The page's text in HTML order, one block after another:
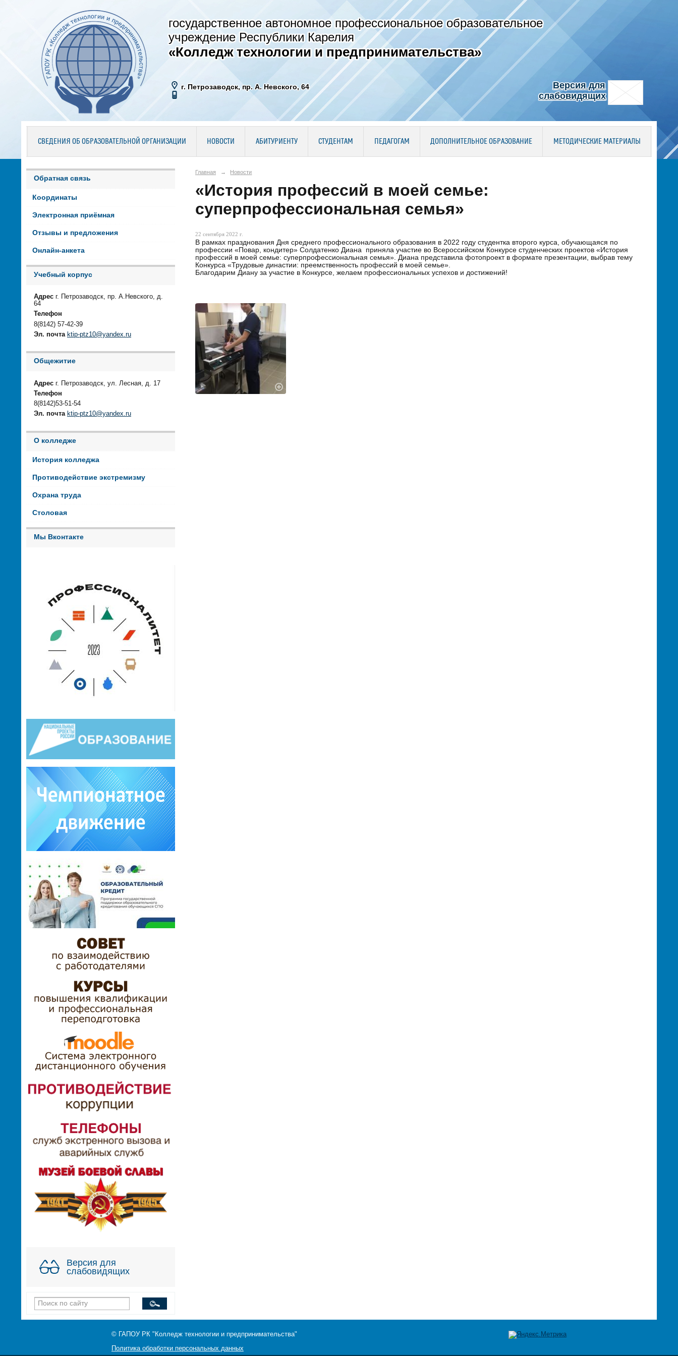
государственное автономное профессиональное образовательное
учреждение Республики Карелия
«Колледж технологии и предпринимательства»
г. Петрозаводск, пр. А. Невского, 64
Версия для
слабовидящих
СВЕДЕНИЯ ОБ ОБРАЗОВАТЕЛЬНОЙ ОРГАНИЗАЦИИ НОВОСТИ АБИТУРИЕНТУ СТУДЕНТАМ ПЕДАГОГАМ ДОПОЛНИТЕЛЬНОЕ ОБРАЗОВАНИЕ МЕТОДИЧЕСКИЕ МАТЕРИАЛЫ
Обратная связь
Координаты
Электронная приёмная
Отзывы и предложения
Онлайн-анкета
Учебный корпус
Адрес г. Петрозаводск, пр. А.Невского, д.
64
Телефон
8(8142) 57-42-39
Эл. почта ktip-ptz10@yandex.ru
Общежитие
Адрес г. Петрозаводск, ул. Лесная, д. 17
Телефон
8(8142)53-51-54
Эл. почта ktip-ptz10@yandex.ru
О колледже
История колледжа
Противодействие экстремизму
Охрана труда
Столовая
Мы Вконтакте
Версия для
слабовидящих
Главная → Новости
«История профессий в моей семье:
суперпрофессиональная семья»
22 сентября 2022 г.
В рамках празднования Дня среднего профессионального образования в 2022 году студентка второго курса, обучающаяся по
профессии «Повар, кондитер» Солдатенко Диана приняла участие во Всероссийском Конкурсе студенческих проектов «История
профессий в моей семье: суперпрофессиональная семья». Диана представила фотопроект в формате презентации, выбрав тему
Конкурса «Трудовые династии: преемственность профессий в моей семье».
Благодарим Диану за участие в Конкурсе, желаем профессиональных успехов и достижений!
© ГАПОУ РК "Колледж технологии и предпринимательства"
Политика обработки персональных данных